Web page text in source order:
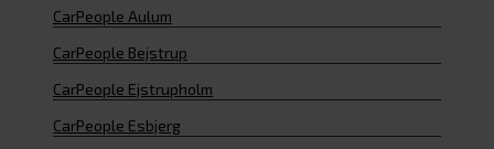
CarPeople Aulum
CarPeople Bejstrup
CarPeople Ejstrupholm
CarPeople Esbjerg